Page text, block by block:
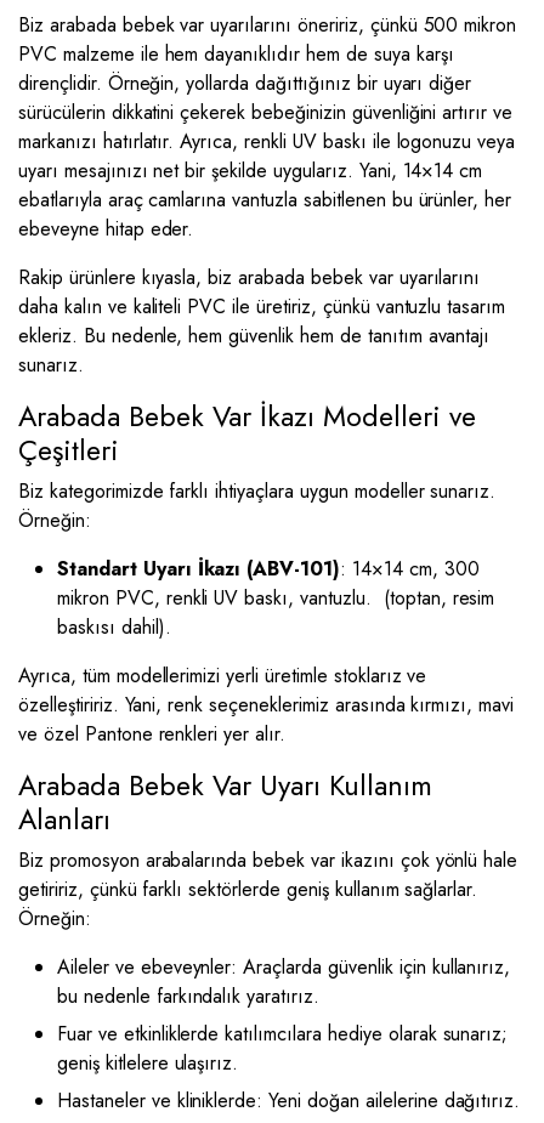
Biz arabada bebek var uyarılarını öneririz, çünkü 500 mikron
PVC malzeme ile hem dayanıklıdır hem de suya karşı
dirençlidir. Örneğin, yollarda dağıttığınız bir uyarı diğer
sürücülerin dikkatini çekerek bebeğinizin güvenliğini artırır ve
markanızı hatırlatır. Ayrıca, renkli UV baskı ile logonuzu veya
uyarı mesajınızı net bir şekilde uygularız. Yani, 14×14 cm
ebatlarıyla araç camlarına vantuzla sabitlenen bu ürünler, her
ebeveyne hitap eder.
Rakip ürünlere kıyasla, biz arabada bebek var uyarılarını
daha kalın ve kaliteli PVC ile üretiriz, çünkü vantuzlu tasarım
ekleriz. Bu nedenle, hem güvenlik hem de tanıtım avantajı
sunarız.
Arabada Bebek Var İkazı Modelleri ve
Çeşitleri
Biz kategorimizde farklı ihtiyaçlara uygun modeller sunarız.
Örneğin:
Standart Uyarı İkazı (ABV-101): 14×14 cm, 300
mikron PVC, renkli UV baskı, vantuzlu. (toptan, resim
baskısı dahil).
Ayrıca, tüm modellerimizi yerli üretimle stoklarız ve
özelleştiririz. Yani, renk seçeneklerimiz arasında kırmızı, mavi
ve özel Pantone renkleri yer alır.
Arabada Bebek Var Uyarı Kullanım
Alanları
Biz promosyon arabalarında bebek var ikazını çok yönlü hale
getiririz, çünkü farklı sektörlerde geniş kullanım sağlarlar.
Örneğin:
Aileler ve ebeveynler: Araçlarda güvenlik için kullanırız,
bu nedenle farkındalık yaratırız.
Fuar ve etkinliklerde katılımcılara hediye olarak sunarız;
geniş kitlelere ulaşırız.
Hastaneler ve kliniklerde: Yeni doğan ailelerine dağıtırız.